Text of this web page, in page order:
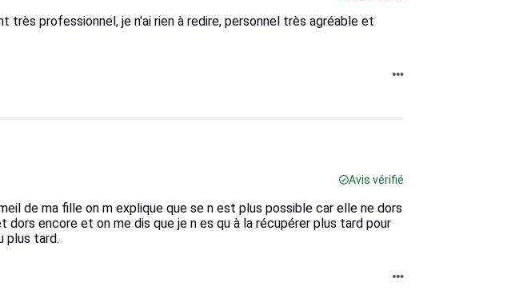
très professionnel, je n'ai rien à redire, personnel très agréable et
Avis vérifié
de ma fille on m explique que se n est plus possible car elle ne dors
dors encore et on me dis que je n es qu à la récupérer plus tard pour
plus tard.